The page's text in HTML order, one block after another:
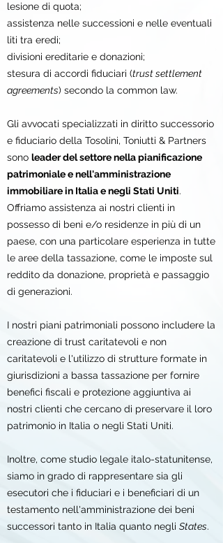
lesione di quota;
assistenza nelle successioni e nelle eventuali
liti tra eredi;
divisioni ereditarie e donazioni;
stesura di accordi fiduciari (trust settlement
agreements) secondo la common law.
Gli avvocati specializzati in diritto successorio
e fiduciario della Tosolini, Toniutti & Partners
sono leader del settore nella pianificazione
patrimoniale e nell'amministrazione
immobiliare in Italia e negli Stati Uniti.
Offriamo assistenza ai nostri clienti in
possesso di beni e/o residenze in più di un
paese, con una particolare esperienza in tutte
le aree della tassazione, come le imposte sul
reddito da donazione, proprietà e passaggio
di generazioni.
I nostri piani patrimoniali possono includere la
creazione di trust caritatevoli e non
caritatevoli e l'utilizzo di strutture formate in
giurisdizioni a bassa tassazione per fornire
benefici fiscali e protezione aggiuntiva ai
nostri clienti che cercano di preservare il loro
patrimonio in Italia o negli Stati Uniti.
Inoltre, come studio legale italo-statunitense,
siamo in grado di rappresentare sia gli
esecutori che i fiduciari e i beneficiari di un
testamento nell'amministrazione dei beni
successori tanto in Italia quanto negli States.